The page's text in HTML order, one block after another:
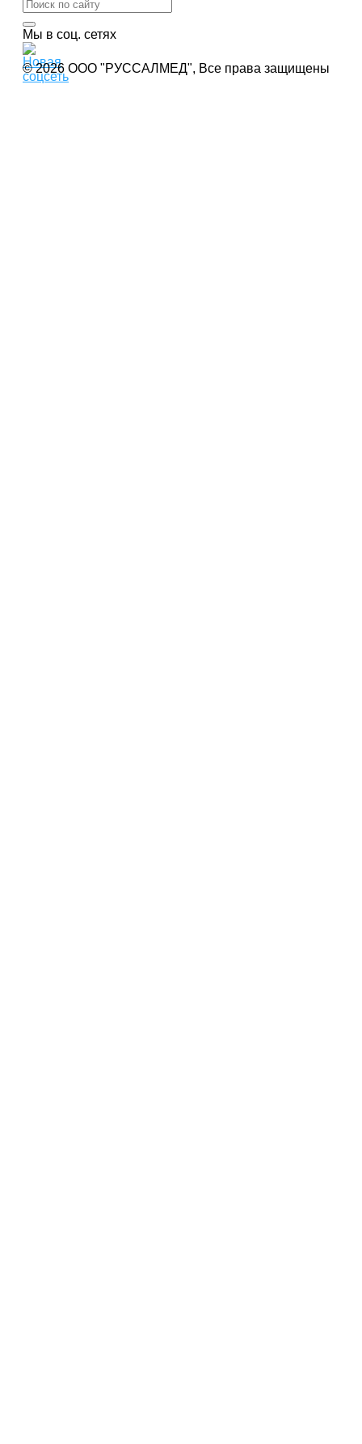
Мы в соц. сетях
© 2026 ООО "РУССАЛМЕД", Все права защищены